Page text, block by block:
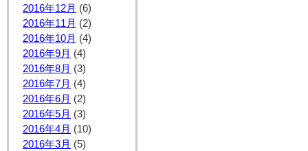
2016年12月 (6)
2016年11月 (2)
2016年10月 (4)
2016年9月 (4)
2016年8月 (3)
2016年7月 (4)
2016年6月 (2)
2016年5月 (3)
2016年4月 (10)
2016年3月 (5)